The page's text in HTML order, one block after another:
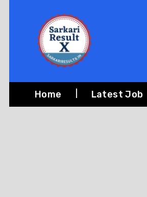
Home Latest Job